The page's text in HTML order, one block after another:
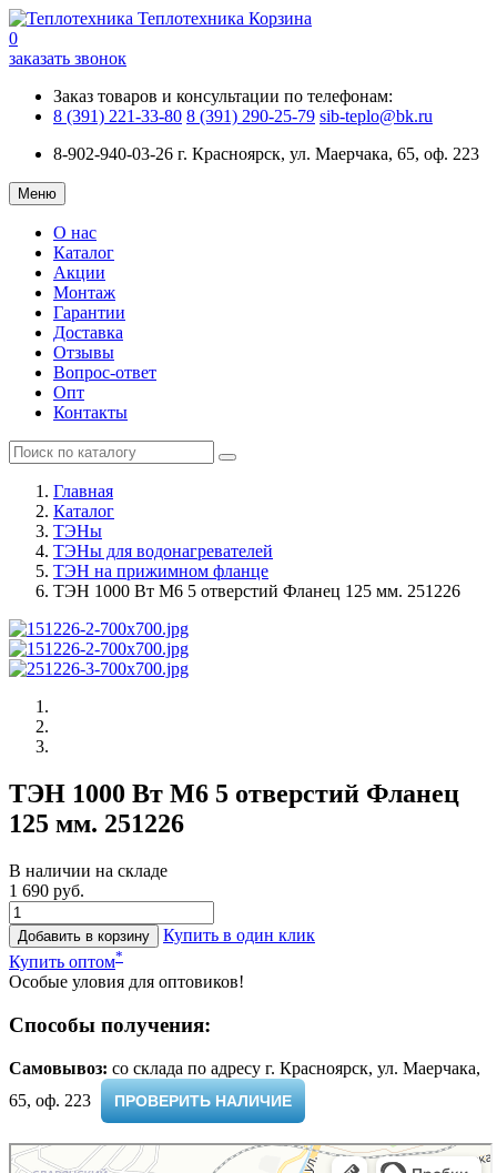
Теплотехника Корзина
0
заказать звонок
Заказ товаров и консультации по телефонам:
8 (391) 221-33-80 8 (391) 290-25-79 sib-teplo@bk.ru
8-902-940-03-26 г. Красноярск, ул. Маерчака, 65, оф. 223
Меню
О нас
Каталог
Акции
Монтаж
Гарантии
Доставка
Отзывы
Вопрос-ответ
Опт
Контакты
Главная
Каталог
ТЭНы
ТЭНы для водонагревателей
ТЭН на прижимном фланце
ТЭН 1000 Вт M6 5 отверстий Фланец 125 мм. 251226
ТЭН 1000 Вт M6 5 отверстий Фланец
125 мм. 251226
В наличии на складе
1 690 руб.
Добавить в корзину
Купить в один клик
Купить оптом*
Особые уловия для оптовиков!
Способы получения:
Самовывоз: cо склада по адресу г. Красноярск, ул. Маерчака,
65, оф. 223 ​
ПРОВЕРИТЬ НАЛИЧИЕ